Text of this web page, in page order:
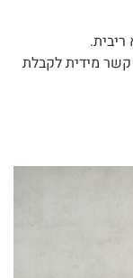
קשר מידית לקבלת